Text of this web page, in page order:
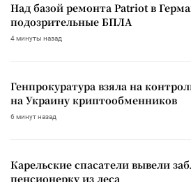
Над базой ремонта Patriot в
подозрительные БПЛА
4 минуты назад
Генпрокуратура взяла на
на Украину криптообменников
6 минут назад
Карельские спасатели вывели
пенсионерку из леса